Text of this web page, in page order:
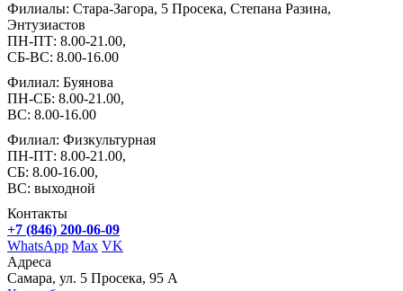
Филиалы: Стара-Загора, 5 Просека, Степана Разина,
Энтузиастов
ПН-ПТ: 8.00-21.00,
СБ-ВС: 8.00-16.00
Филиал: Буянова
ПН-СБ: 8.00-21.00,
ВС: 8.00-16.00
Филиал: Физкультурная
ПН-ПТ: 8.00-21.00,
СБ: 8.00-16.00,
ВС: выходной
Контакты
+7 (846) 200-06-09
WhatsApp Max VK
Адреса
Самара, ул. 5 Просека, 95 А